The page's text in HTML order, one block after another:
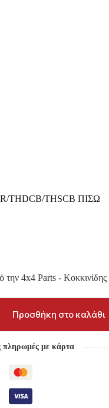
THDCB/THSCB ΠΙΣΩ
την 4x4 Parts - Κοκκινίδης
Προσθήκη στο καλάθι
πληρωμές με κάρτα